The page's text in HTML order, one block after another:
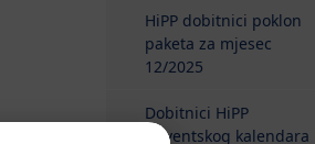
HiPP dobitnici poklon
paketa za mjesec
12/2025
Dobitnici HiPP
Adventskog kalendara